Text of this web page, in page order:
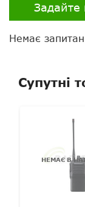
Задайте
Немає
Супутні
НЕМАЄ В